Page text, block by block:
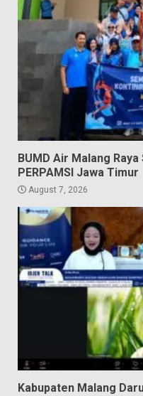
BUMD Air Malang
PERPAMSI Jawa Timur
August 7, 2026
Kabupaten Malang